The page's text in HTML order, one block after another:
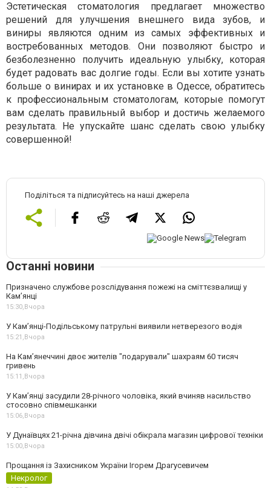
Эстетическая стоматология предлагает множество
решений для улучшения внешнего вида зубов, и
виниры являются одним из самых эффективных и
востребованных методов. Они позволяют быстро и
безболезненно получить идеальную улыбку, которая
будет радовать вас долгие годы. Если вы хотите узнать
больше о винирах и их установке в Одессе, обратитесь
к профессиональным стоматологам, которые помогут
вам сделать правильный выбор и достичь желаемого
результата. Не упускайте шанс сделать свою улыбку
совершенной!
Поділіться та підписуйтесь на наші джерела
Останні новини
Призначено службове розслідування пожежі на сміттєзвалищі у
Кам’янці
15:30,Вчора
У Кам’янці-Подільському патрульні виявили нетверезого водія
15:21,Вчора
На Камʼянеччині двоє жителів "подарували" шахраям 60 тисяч
гривень
15:11,Вчора
У Камʼянці засудили 28-річного чоловіка, який вчиняв насильство
стосовно співмешканки
15:06,Вчора
У Дунаївцях 21-річна дівчина двічі обікрала магазин цифрової техніки
15:00,Вчора
Прощання із Захисником України Ігорем Драгусевичем
Некролог